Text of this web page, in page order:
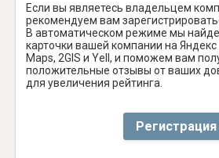
Если вы являетесь владельцем
рекомендуем вам
В автоматическом режиме мы
карточки вашей компании на Яндекс
Maps, 2GIS и Yell, и поможем вам
положительные отзывы от ваших
для увеличения рейтинга.
Регистрация